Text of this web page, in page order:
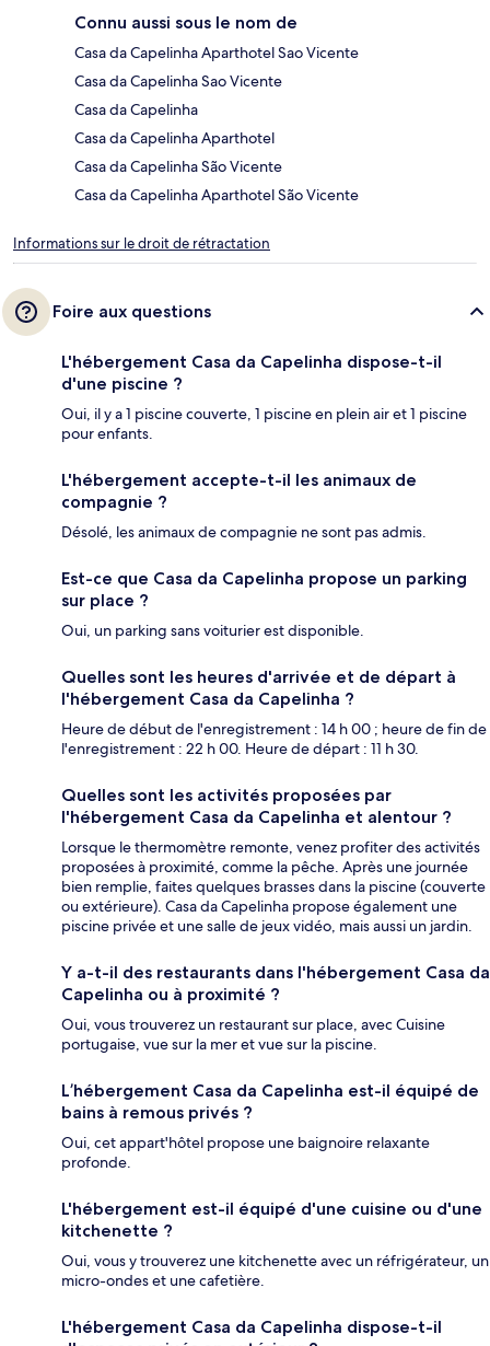
Connu aussi sous le nom de
Casa da Capelinha Aparthotel Sao Vicente
Casa da Capelinha Sao Vicente
Casa da Capelinha
Casa da Capelinha Aparthotel
Casa da Capelinha São Vicente
Casa da Capelinha Aparthotel São Vicente
Informations sur le droit de rétractation
Foire aux questions
L'hébergement Casa da Capelinha dispose-t-il
d'une piscine ?
Oui, il y a 1 piscine couverte, 1 piscine en plein air et 1 piscine
pour enfants.
L'hébergement accepte-t-il les animaux de
compagnie ?
Désolé, les animaux de compagnie ne sont pas admis.
Est-ce que Casa da Capelinha propose un parking
sur place ?
Oui, un parking sans voiturier est disponible.
Quelles sont les heures d'arrivée et de départ à
l'hébergement Casa da Capelinha ?
Heure de début de l'enregistrement : 14 h 00 ; heure de fin de
l'enregistrement : 22 h 00. Heure de départ : 11 h 30.
Quelles sont les activités proposées par
l'hébergement Casa da Capelinha et alentour ?
Lorsque le thermomètre remonte, venez profiter des activités
proposées à proximité, comme la pêche. Après une journée
bien remplie, faites quelques brasses dans la piscine (couverte
ou extérieure). Casa da Capelinha propose également une
piscine privée et une salle de jeux vidéo, mais aussi un jardin.
Y a-t-il des restaurants dans l'hébergement Casa da
Capelinha ou à proximité ?
Oui, vous trouverez un restaurant sur place, avec Cuisine
portugaise, vue sur la mer et vue sur la piscine.
L’hébergement Casa da Capelinha est-il équipé de
bains à remous privés ?
Oui, cet appart'hôtel propose une baignoire relaxante
profonde.
L'hébergement est-il équipé d'une cuisine ou d'une
kitchenette ?
Oui, vous y trouverez une kitchenette avec un réfrigérateur, un
micro-ondes et une cafetière.
L'hébergement Casa da Capelinha dispose-t-il